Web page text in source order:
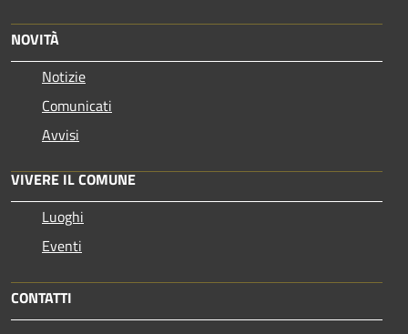
NOVITÀ
Notizie
Comunicati
Avvisi
VIVERE IL COMUNE
Luoghi
Eventi
CONTATTI